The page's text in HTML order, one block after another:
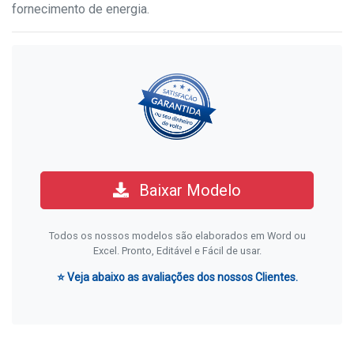
fornecimento de energia.
Baixar Modelo
Todos os nossos modelos são elaborados em Word ou
Excel. Pronto, Editável e Fácil de usar.
⭐ Veja abaixo as avaliações dos nossos Clientes.